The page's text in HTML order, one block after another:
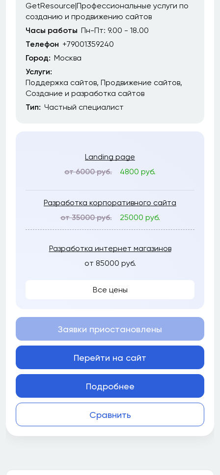
GetResource|Профессиональные услуги по
созданию и продвижению сайтов
Часы работы Пн-Пт: 9.00 - 18.00
Телефон +79001359240
Город: Москва
Услуги:
Поддержка сайтов Продвижение сайтов
Создание и разработка сайтов
Тип: Частный специалист
Landing page
от 6000 руб.
4800 руб.
Разработка корпоративного сайта
от 35000 руб.
25000 руб.
Разработка интернет магазинов
от 85000 руб.
Все цены
Сравнить
Заявки приостановлены
Перейти на сайт
Подробнее